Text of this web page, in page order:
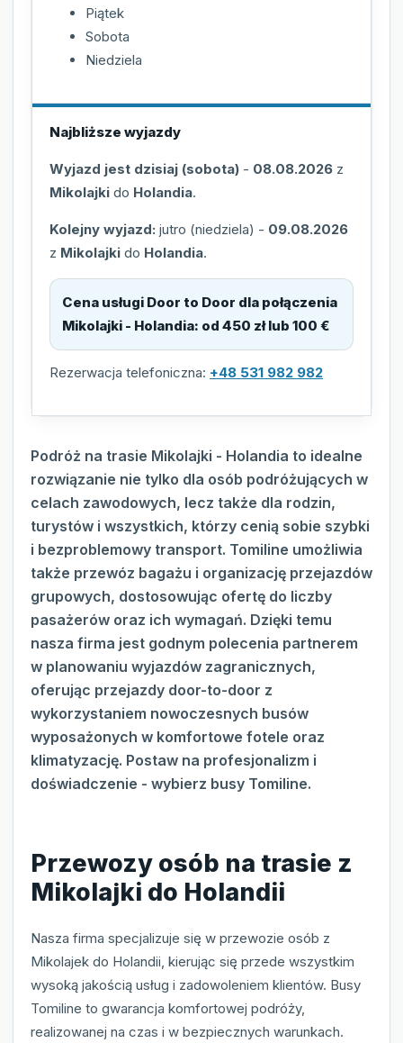
Piątek
Sobota
Niedziela
Najbliższe wyjazdy
Wyjazd jest dzisiaj (sobota) - 08.08.2026 z
Mikolajki do Holandia.
Kolejny wyjazd: jutro (niedziela) - 09.08.2026
z Mikolajki do Holandia.
Cena usługi Door to Door dla połączenia
Mikolajki - Holandia: od 450 zł lub 100 €
Rezerwacja telefoniczna: +48 531 982 982
Podróż na trasie Mikolajki - Holandia to idealne
rozwiązanie nie tylko dla osób podróżujących w
celach zawodowych, lecz także dla rodzin,
turystów i wszystkich, którzy cenią sobie szybki
i bezproblemowy transport. Tomiline umożliwia
także przewóz bagażu i organizację przejazdów
grupowych, dostosowując ofertę do liczby
pasażerów oraz ich wymagań. Dzięki temu
nasza firma jest godnym polecenia partnerem
w planowaniu wyjazdów zagranicznych,
oferując przejazdy door-to-door z
wykorzystaniem nowoczesnych busów
wyposażonych w komfortowe fotele oraz
klimatyzację. Postaw na profesjonalizm i
doświadczenie - wybierz busy Tomiline.
Przewozy osób na trasie z
Mikolajki do Holandii
Nasza firma specjalizuje się w przewozie osób z
Mikolajek do Holandii, kierując się przede wszystkim
wysoką jakością usług i zadowoleniem klientów. Busy
Tomiline to gwarancja komfortowej podróży,
realizowanej na czas i w bezpiecznych warunkach.